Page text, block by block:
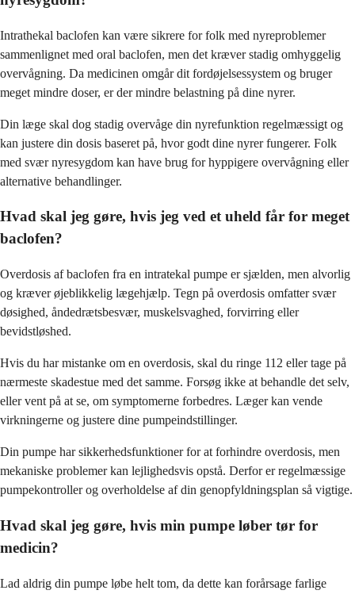
Intrathekal baclofen kan være sikrere for folk med nyreproblemer
sammenlignet med oral baclofen, men det kræver stadig omhyggelig
overvågning. Da medicinen omgår dit fordøjelsessystem og bruger
meget mindre doser, er der mindre belastning på dine nyrer.
Din læge skal dog stadig overvåge din nyrefunktion regelmæssigt og
kan justere din dosis baseret på, hvor godt dine nyrer fungerer. Folk
med svær nyresygdom kan have brug for hyppigere overvågning eller
alternative behandlinger.
Hvad skal jeg gøre, hvis jeg ved et uheld får for meget
baclofen?
Overdosis af baclofen fra en intratekal pumpe er sjælden, men alvorlig
og kræver øjeblikkelig lægehjælp. Tegn på overdosis omfatter svær
døsighed, åndedrætsbesvær, muskelsvaghed, forvirring eller
bevidstløshed.
Hvis du har mistanke om en overdosis, skal du ringe 112 eller tage på
nærmeste skadestue med det samme. Forsøg ikke at behandle det selv,
eller vent på at se, om symptomerne forbedres. Læger kan vende
virkningerne og justere dine pumpeindstillinger.
Din pumpe har sikkerhedsfunktioner for at forhindre overdosis, men
mekaniske problemer kan lejlighedsvis opstå. Derfor er regelmæssige
pumpekontroller og overholdelse af din genopfyldningsplan så vigtige.
Hvad skal jeg gøre, hvis min pumpe løber tør for
medicin?
Lad aldrig din pumpe løbe helt tom, da dette kan forårsage farlige